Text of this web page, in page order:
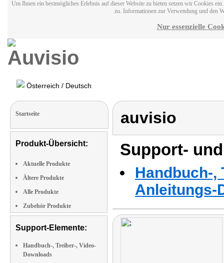
Um Ihnen ein bestmögliches Erlebnis auf dieser Website zu bieten setzen wir Cookies
zu. Informationen zur Verwendung und den
Nur essenzielle
Österreich / Deutsch
Startseite
Produkt-Übersicht:
Aktuelle Produkte
Ältere Produkte
Alle Produkte
Zubehör Produkte
Support-Elemente:
Handbuch-, Treiber-, Video-
Downloads
auvisio
Support-
Handbuch-,
Anleitungs-